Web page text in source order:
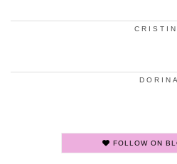
DORINA
FOLLOW ON